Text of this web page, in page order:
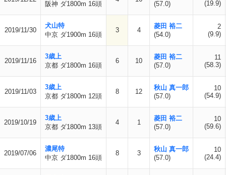
阪神 ダ1800m 16頭 (57.0) (19.9)
2019/11/30
犬山特
中京 ダ1900m 16頭
3 4
菱田 裕二
(54.0)
2
(9.9)
2019/11/16
3歳上
京都 ダ1800m 16頭
6 10
菱田 裕二
(57.0)
11
(58.3)
2019/11/03
3歳上
京都 ダ1800m 12頭
8 12
秋山 真一郎
(57.0)
10
(54.9)
2019/10/19
3歳上
京都 ダ1800m 13頭
4 1
菱田 裕二
(57.0)
10
(59.6)
2019/07/06
濃尾特
中京 ダ1800m 16頭
8 3
秋山 真一郎
(57.0)
10
(24.4)